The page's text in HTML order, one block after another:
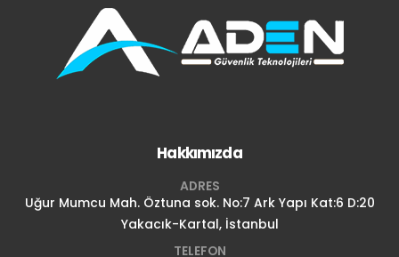
Hakkımızda
ADRES
Uğur Mumcu Mah. Öztuna sok. No:7 Ark Yapı Kat:6 D:20